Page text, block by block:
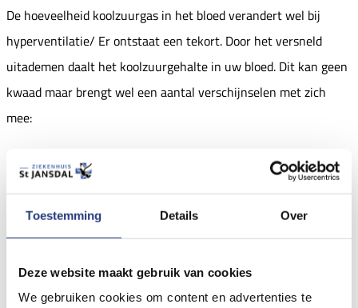
Toestemming Details Over
Deze website maakt gebruik van cookies
We gebruiken cookies om content en advertenties te
De hoeveelheid koolzuurgas in het bloed verandert wel bij
hyperventilatie/ Er ontstaat een tekort. Door het versneld
uitademen daalt het koolzuurgehalte in uw bloed. Dit kan geen
kwaad maar brengt wel een aantal verschijnselen met zich
mee:
prop in de keel
pijn op de borst, beklemmend gevoel op de borst,
droge mond